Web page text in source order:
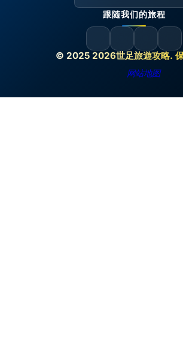
© 2025 2026世足旅遊攻略. 保
网站地图
跟随我们的旅程